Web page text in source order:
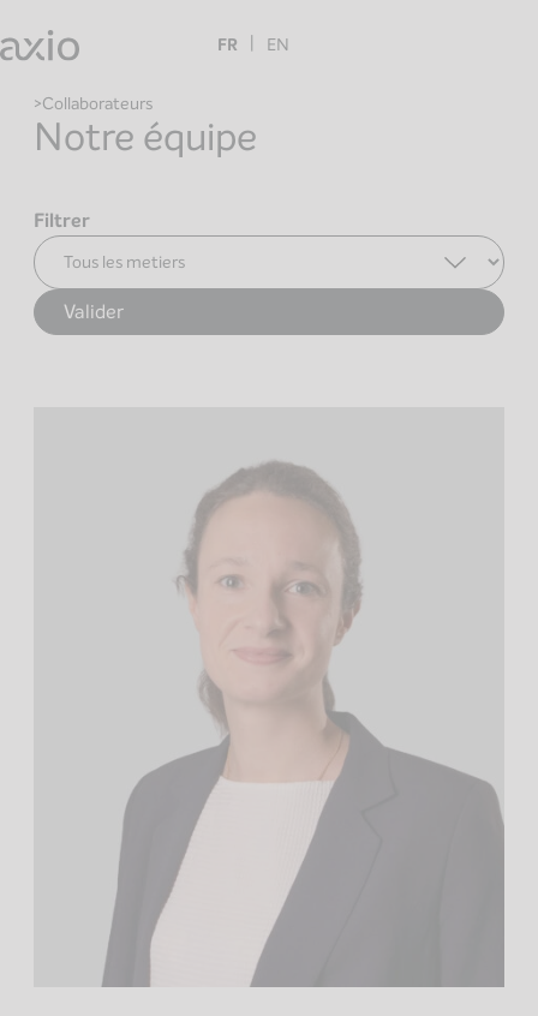
to
content
FR EN
Collaborateurs
Notre équipe
Filtrer